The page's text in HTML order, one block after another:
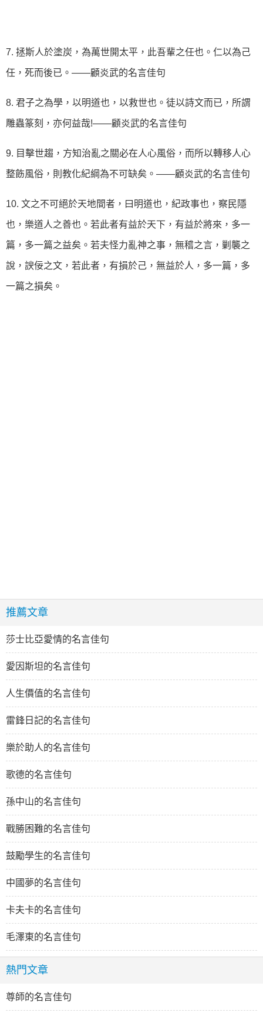
7. 拯斯人於塗炭，為萬世開太平，此吾輩之任也。仁以為己
任，死而後已。——顧炎武的名言佳句
8. 君子之為學，以明道也，以救世也。徒以詩文而已，所謂
雕蟲篆刻，亦何益哉!——顧炎武的名言佳句
9. 目擊世趨，方知治亂之關必在人心風俗，而所以轉移人心
整飭風俗，則教化紀綱為不可缺矣。——顧炎武的名言佳句
10. 文之不可絕於天地間者，曰明道也，紀政事也，察民隱
也，樂道人之善也。若此者有益於天下，有益於將來，多一
篇，多一篇之益矣。若夫怪力亂神之事，無稽之言，剿襲之
說，諛佞之文，若此者，有損於己，無益於人，多一篇，多
一篇之損矣。
推薦文章
莎士比亞愛情的名言佳句
愛因斯坦的名言佳句
人生價值的名言佳句
雷鋒日記的名言佳句
樂於助人的名言佳句
歌德的名言佳句
孫中山的名言佳句
戰勝困難的名言佳句
鼓勵學生的名言佳句
中國夢的名言佳句
卡夫卡的名言佳句
毛澤東的名言佳句
熱門文章
尊師的名言佳句